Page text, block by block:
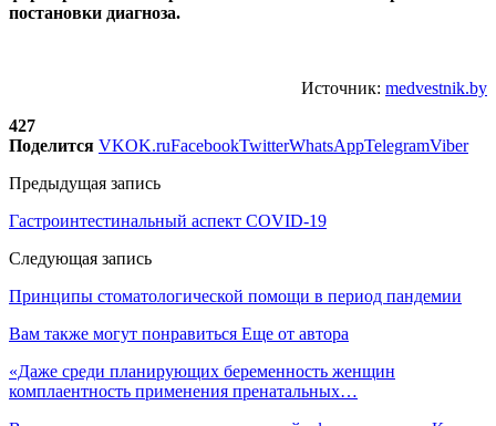
постановки диагноза.
Источник: medvestnik.by
427
Поделится VKOK.ruFacebookTwitterWhatsAppTelegramViber
Предыдущая запись
Гастроинтестинальный аспект COVID-19
Следующая запись
Принципы стоматологической помощи в период пандемии
Вам также могут понравиться Еще от автора
«Даже среди планирующих беременность женщин
комплаентность применения пренатальных…